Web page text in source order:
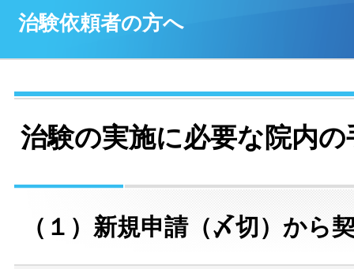
治験依頼者の方へ
治験の実施に必要な院内の
（１）新規申請（〆切）から